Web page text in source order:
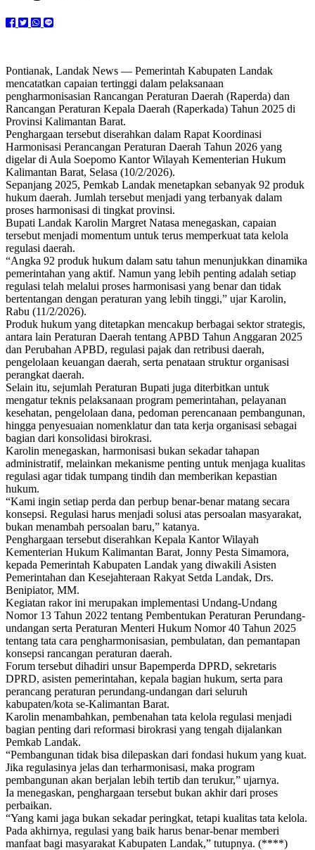
Pontianak, Landak News — Pemerintah Kabupaten Landak
mencatatkan capaian tertinggi dalam pelaksanaan
pengharmonisasian Rancangan Peraturan Daerah (Raperda) dan
Rancangan Peraturan Kepala Daerah (Raperkada) Tahun 2025 di
Provinsi Kalimantan Barat.
Penghargaan tersebut diserahkan dalam Rapat Koordinasi
Harmonisasi Perancangan Peraturan Daerah Tahun 2026 yang
digelar di Aula Soepomo Kantor Wilayah Kementerian Hukum
Kalimantan Barat, Selasa (10/2/2026).
Sepanjang 2025, Pemkab Landak menetapkan sebanyak 92 produk
hukum daerah. Jumlah tersebut menjadi yang terbanyak dalam
proses harmonisasi di tingkat provinsi.
Bupati Landak Karolin Margret Natasa menegaskan, capaian
tersebut menjadi momentum untuk terus memperkuat tata kelola
regulasi daerah.
“Angka 92 produk hukum dalam satu tahun menunjukkan dinamika
pemerintahan yang aktif. Namun yang lebih penting adalah setiap
regulasi telah melalui proses harmonisasi yang benar dan tidak
bertentangan dengan peraturan yang lebih tinggi,” ujar Karolin,
Rabu (11/2/2026).
Produk hukum yang ditetapkan mencakup berbagai sektor strategis,
antara lain Peraturan Daerah tentang APBD Tahun Anggaran 2025
dan Perubahan APBD, regulasi pajak dan retribusi daerah,
pengelolaan keuangan daerah, serta penataan struktur organisasi
perangkat daerah.
Selain itu, sejumlah Peraturan Bupati juga diterbitkan untuk
mengatur teknis pelaksanaan program pemerintahan, pelayanan
kesehatan, pengelolaan dana, pedoman perencanaan pembangunan,
hingga penyesuaian nomenklatur dan tata kerja organisasi sebagai
bagian dari konsolidasi birokrasi.
Karolin menegaskan, harmonisasi bukan sekadar tahapan
administratif, melainkan mekanisme penting untuk menjaga kualitas
regulasi agar tidak tumpang tindih dan memberikan kepastian
hukum.
“Kami ingin setiap perda dan perbup benar-benar matang secara
konsepsi. Regulasi harus menjadi solusi atas persoalan masyarakat,
bukan menambah persoalan baru,” katanya.
Penghargaan tersebut diserahkan Kepala Kantor Wilayah
Kementerian Hukum Kalimantan Barat, Jonny Pesta Simamora,
kepada Pemerintah Kabupaten Landak yang diwakili Asisten
Pemerintahan dan Kesejahteraan Rakyat Setda Landak, Drs.
Benipiator, MM.
Kegiatan rakor ini merupakan implementasi Undang-Undang
Nomor 13 Tahun 2022 tentang Pembentukan Peraturan Perundang-
undangan serta Peraturan Menteri Hukum Nomor 40 Tahun 2025
tentang tata cara pengharmonisasian, pembulatan, dan pemantapan
konsepsi rancangan peraturan daerah.
Forum tersebut dihadiri unsur Bapemperda DPRD, sekretaris
DPRD, asisten pemerintahan, kepala bagian hukum, serta para
perancang peraturan perundang-undangan dari seluruh
kabupaten/kota se-Kalimantan Barat.
Karolin menambahkan, pembenahan tata kelola regulasi menjadi
bagian penting dari reformasi birokrasi yang tengah dijalankan
Pemkab Landak.
“Pembangunan tidak bisa dilepaskan dari fondasi hukum yang kuat.
Jika regulasinya jelas dan terharmonisasi, maka program
pembangunan akan berjalan lebih tertib dan terukur,” ujarnya.
Ia menegaskan, penghargaan tersebut bukan akhir dari proses
perbaikan.
“Yang kami jaga bukan sekadar peringkat, tetapi kualitas tata kelola.
Pada akhirnya, regulasi yang baik harus benar-benar memberi
manfaat bagi masyarakat Kabupaten Landak,” tutupnya. (****)